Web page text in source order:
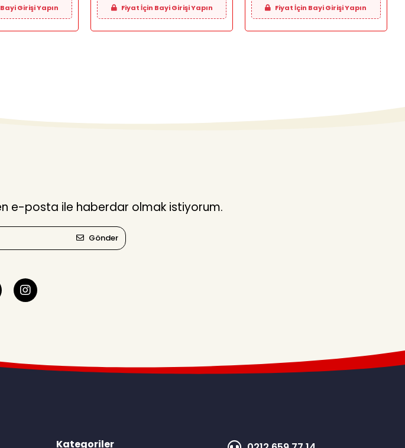
Girişi Yapın Fiyat İçin Bayi Girişi Yapın Fiyat İçin Bayi Girişi Yapın
e-posta ile haberdar olmak istiyorum.
Gönder
Kategoriler